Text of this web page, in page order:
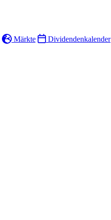
Märkte Dividendenkalender